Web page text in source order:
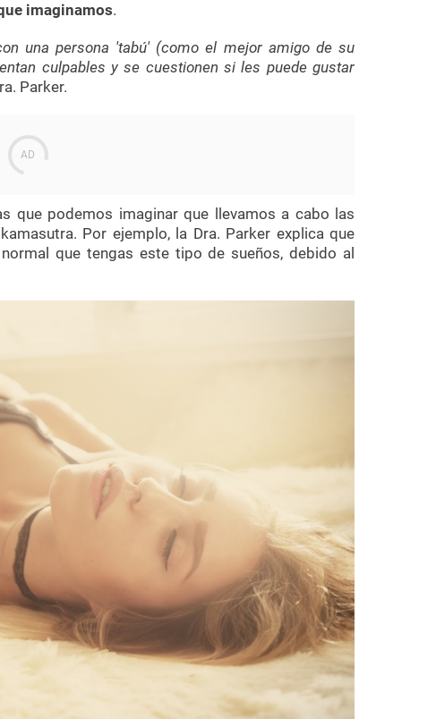
imaginamos.
una persona 'tabú' (como el mejor amigo de su
culpables y se cuestionen si les puede gustar
Parker.
que podemos imaginar que llevamos a cabo las
Por ejemplo, la Dra. Parker explica que
que tengas este tipo de sueños, debido al